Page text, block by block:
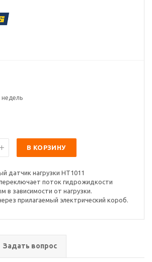
недель
В КОРЗИНУ
датчик нагрузки HT1011
поток гидрожидкости
в зависимости от нагрузки.
прилагаемый электрический короб.
Задать вопрос